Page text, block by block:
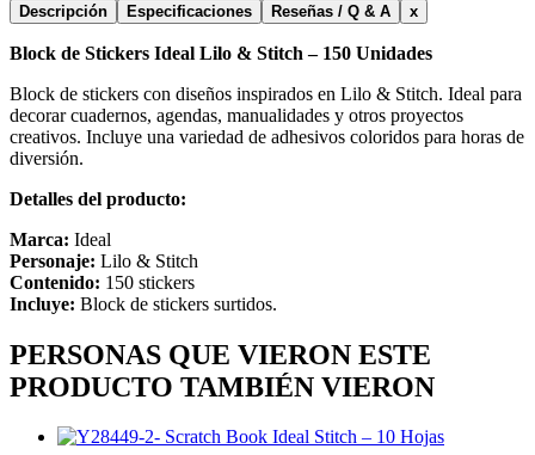
Descripción Especificaciones Reseñas / Q & A x
Block de Stickers Ideal Lilo & Stitch – 150 Unidades
Block de stickers con diseños inspirados en Lilo & Stitch. Ideal para
decorar cuadernos, agendas, manualidades y otros proyectos
creativos. Incluye una variedad de adhesivos coloridos para horas de
diversión.
Detalles del producto:
Marca: Ideal
Personaje: Lilo & Stitch
Contenido: 150 stickers
Incluye: Block de stickers surtidos.
PERSONAS QUE VIERON ESTE
PRODUCTO TAMBIÉN VIERON
Scratch Book Ideal Stitch – 10 Hojas